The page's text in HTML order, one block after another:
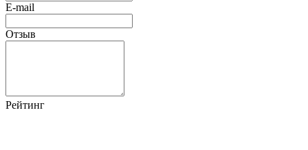
E-mail
Отзыв
Рейтинг